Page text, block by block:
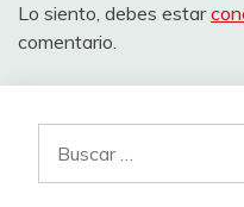
Lo siento, debes estar
comentario.